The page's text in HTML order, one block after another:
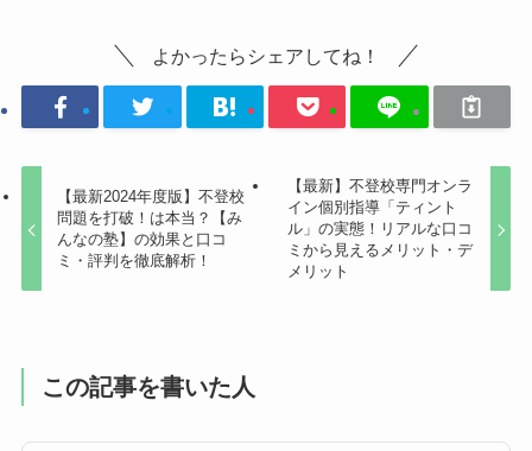
よかったらシェアしてね！
【最新2024年度版】不登校
問題を打破！は本当？【み
んなの塾】の効果と口コ
ミ・評判を徹底解析！
【最新】不登校専門オンラ
イン個別指導​「ティント
ル」の実態！リアルな口コ
ミから見えるメリット・デ
メリット
この記事を書いた人